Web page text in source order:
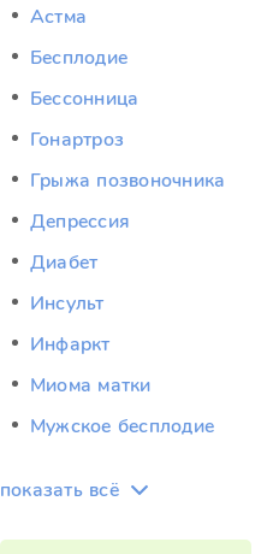
Астма
Бесплодие
Бессонница
Гонартроз
Грыжа позвоночника
Депрессия
Диабет
Инсульт
Инфаркт
Миома матки
Мужское бесплодие
показать всё